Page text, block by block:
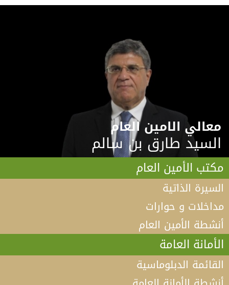
معالي الامين العام
السيد طارق بن سالم
مكتب الأمين العام
السيرة الذاتية
مداخلات و حوارات
أنشطة الأمين العام
الأمانة العامة
القائمة الدبلوماسية